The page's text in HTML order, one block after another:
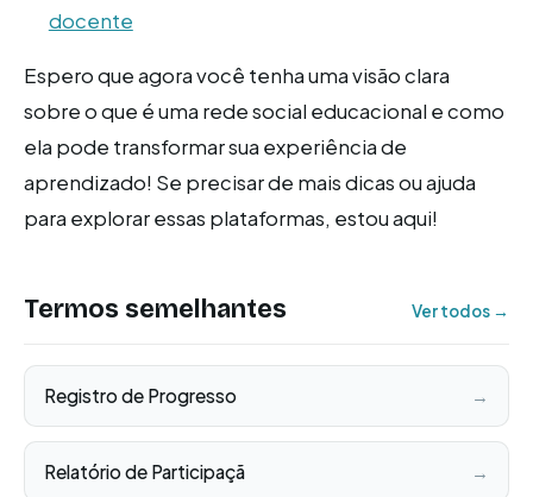
docente
Espero que agora você tenha uma visão clara
sobre o que é uma rede social educacional e como
ela pode transformar sua experiência de
aprendizado! Se precisar de mais dicas ou ajuda
para explorar essas plataformas, estou aqui!
Termos semelhantes Ver todos →
Registro de Progresso →
Relatório de Participaçã →